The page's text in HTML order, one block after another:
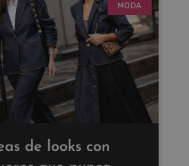
MODA
de looks con